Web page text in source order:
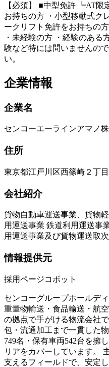
【必須】 ■中型免許 ┗AT限
お持ちの方 ・小型移動式ク
ークリフト免許をお持ちの
・未経験の方 ・経験のある
験など特には問いませんの
い。
企業情報
企業名
センコーエーラインアマノ
住所
東京都江戸川区西篠崎２丁目
会社紹介
貨物自動車運送事業、貨物
用運送事業 鉄道利用運送事
用運送事業及び貨物運送取
情報提供元
採用ページコボット
センコーグループホールデ
重量物輸送・食品輸送・航
の拠点で手がける物流会社
包・流通加工まで一貫した
749名・保有車両542台を擁
リアをカバーしています。
支えるフィールドで、安定